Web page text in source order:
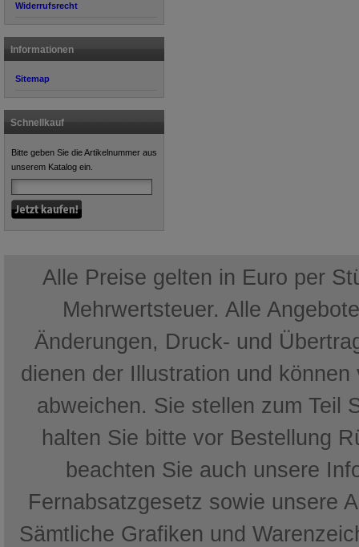
Widerrufsrecht
Informationen
Sitemap
Schnellkauf
Bitte geben Sie die Artikelnummer aus
unserem Katalog ein.
Alle Preise gelten in Euro per
Mehrwertsteuer. Alle
Änderungen, Druck- und
dienen der Illustration und
abweichen. Sie stellen zum Teil
halten Sie bitte vor Bestellung
beachten Sie auch unsere
Fernabsatzgesetz sowie unsere
Sämtliche Grafiken und